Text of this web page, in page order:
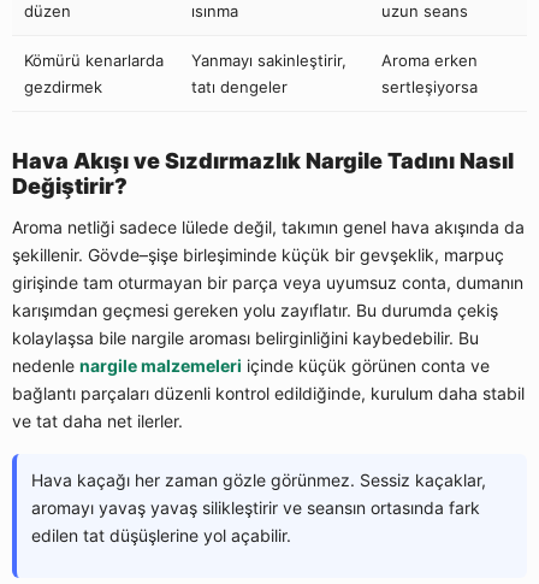
düzen
ısınma
uzun seans
Kömürü kenarlarda
gezdirmek
Yanmayı sakinleştirir,
tatı dengeler
Aroma erken
sertleşiyorsa
Hava Akışı ve Sızdırmazlık Nargile Tadını Nasıl
Değiştirir?
Aroma netliği sadece lülede değil, takımın genel hava akışında da
şekillenir. Gövde–şişe birleşiminde küçük bir gevşeklik, marpuç
girişinde tam oturmayan bir parça veya uyumsuz conta, dumanın
karışımdan geçmesi gereken yolu zayıflatır. Bu durumda çekiş
kolaylaşsa bile nargile aroması belirginliğini kaybedebilir. Bu
nedenle nargile malzemeleri içinde küçük görünen conta ve
bağlantı parçaları düzenli kontrol edildiğinde, kurulum daha stabil
ve tat daha net ilerler.
Hava kaçağı her zaman gözle görünmez. Sessiz kaçaklar,
aromayı yavaş yavaş silikleştirir ve seansın ortasında fark
edilen tat düşüşlerine yol açabilir.